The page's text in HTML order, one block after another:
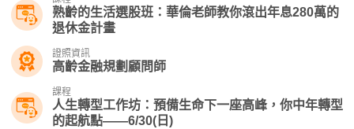
熟齡的生活選股班：華倫老師教你滾出年息280萬的
退休金計畫
證照資訊
高齡金融規劃顧問師
課程
人生轉型工作坊：預備生命下一座高峰，你中年轉型
的起航點——6/30(日)